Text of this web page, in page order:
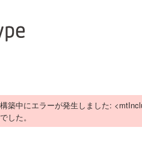
築中にエラーが発生しました:
した。